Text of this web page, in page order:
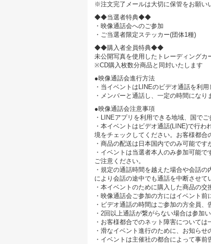
※注文完了メールは大切に保管をお願い
◆◆当選者特典◆◆
・映像通話会へのご参加
・ご当選者限定ステッカー(団体1種)
◆◆購入者全員特典◆◆
未公開写真を使用したトレーディング
※CD購入枚数分商品と同封いたします
●映像通話会進行方法
・当イベントはLINEのビデオ通話を利
・メンバーと通話し、一定の時間になり
●映像通話会注意事項
・LINEアプリを利用できる地域、国で
・本イベントはビデオ通話(LINE)で行
境をチェックしてください。お客様都合
・商品の配送は日本国内でのみ可能で
・イベントは当選者本人のみ参加可能
ご注意ください。
・規定の通話時間を越えた場合や会話
により会話の途中でも通話を中断させて
・本イベントのために購入した商品の交
・映像通話会ご参加の方にはイベント
・ビデオ通話の時間はご参加の方全員、
・2回以上通話が繋がらない場合は参加
・お客様都合でのネット障害について
・滑なイベント進行のために、お知ら
・イベントは主催社の都合によって事